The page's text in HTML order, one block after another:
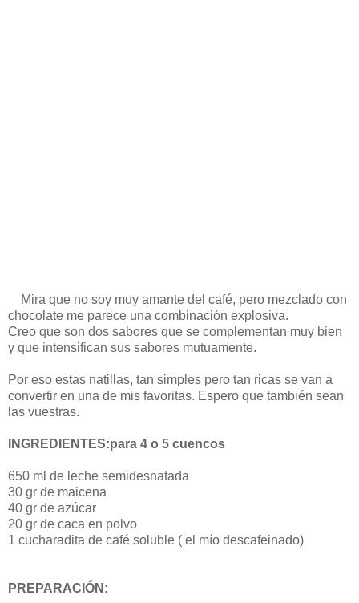
Mira que no soy muy amante del café, pero mezclado con
chocolate me parece una combinación explosiva.
Creo que son dos sabores que se complementan muy bien
y que intensifican sus sabores mutuamente.
Por eso estas natillas, tan simples pero tan ricas se van a
convertir en una de mis favoritas. Espero que también sean
las vuestras.
INGREDIENTES:para 4 o 5 cuencos
650 ml de leche semidesnatada
30 gr de maicena
40 gr de azúcar
20 gr de caca en polvo
1 cucharadita de café soluble ( el mío descafeinado)
PREPARACIÓN: